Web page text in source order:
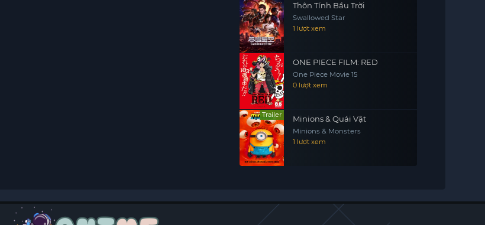
Thôn Tính Bầu Trời
Swallowed Star
1 lượt xem
ONE PIECE FILM: RED
One Piece Movie 15
0 lượt xem
Trailer Minions & Quái Vật
Minions & Monsters
1 lượt xem